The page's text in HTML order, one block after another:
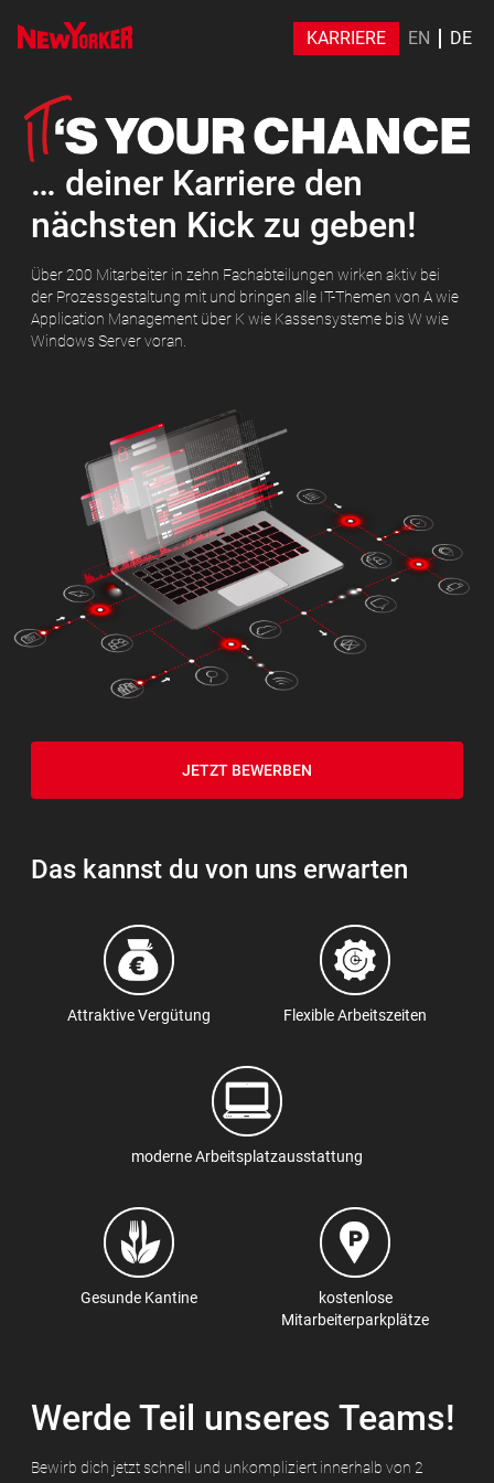
KARRIERE EN DE
… deiner Karriere den
nächsten Kick zu geben!
Über 200 Mitarbeiter in zehn Fachabteilungen wirken aktiv bei
der Prozessgestaltung mit und bringen alle IT-Themen von A wie
Application Management über K wie Kassensysteme bis W wie
Windows Server voran.
JETZT BEWERBEN
Das kannst du von uns erwarten
Attraktive Vergütung Flexible Arbeitszeiten
moderne Arbeitsplatzausstattung
Gesunde Kantine
kostenlose
Mitarbeiterparkplätze
Werde Teil unseres Teams!
Bewirb dich jetzt schnell und unkompliziert innerhalb von 2